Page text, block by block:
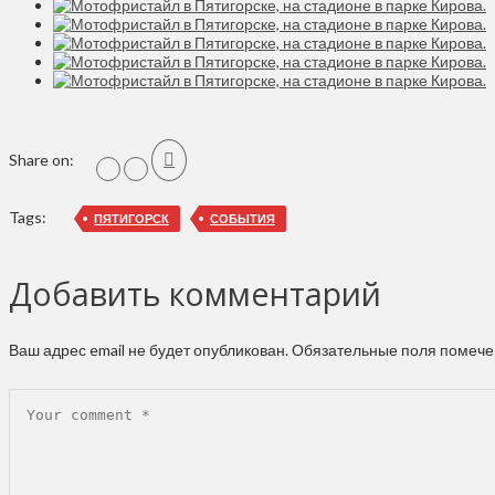
Share on:
Tags: ПЯТИГОРСК СОБЫТИЯ
Добавить комментарий
Ваш адрес email не будет опубликован.Обязательные поля